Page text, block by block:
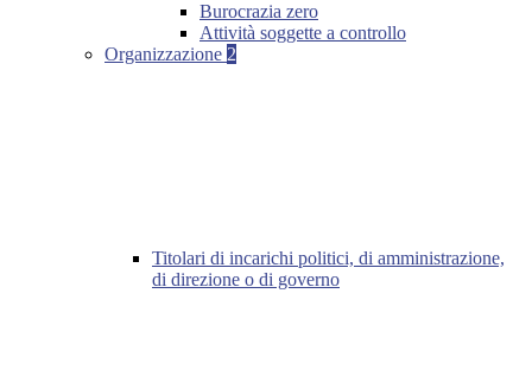
Burocrazia zero
Attività soggette a controllo
Organizzazione 2
Titolari di incarichi politici, di amministrazione,
di direzione o di governo